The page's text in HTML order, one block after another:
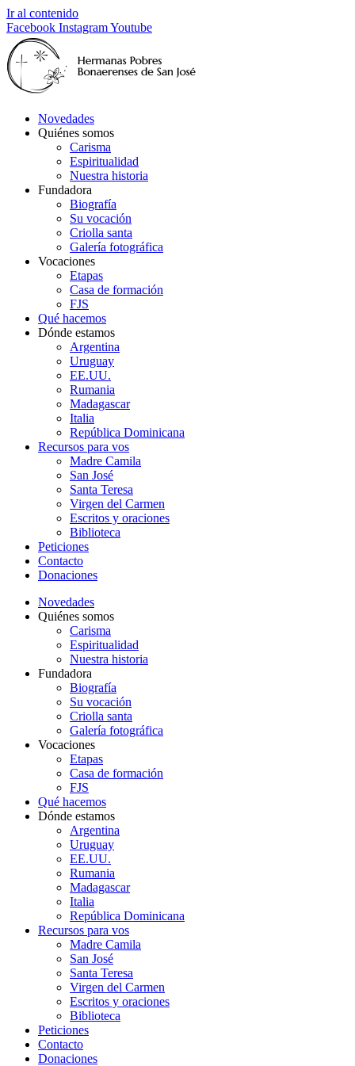
Ir al contenido
Facebook InstagramYoutube
Novedades
Quiénes somos
Carisma
Espiritualidad
Nuestra historia
Fundadora
Biografía
Su vocación
Criolla santa
Galería fotográfica
Vocaciones
Etapas
Casa de formación
FJS
Qué hacemos
Dónde estamos
Argentina
Uruguay
EE.UU.
Rumania
Madagascar
Italia
República Dominicana
Recursos para vos
Madre Camila
San José
Santa Teresa
Virgen del Carmen
Escritos y oraciones
Biblioteca
Peticiones
Contacto
Donaciones
Novedades
Quiénes somos
Carisma
Espiritualidad
Nuestra historia
Fundadora
Biografía
Su vocación
Criolla santa
Galería fotográfica
Vocaciones
Etapas
Casa de formación
FJS
Qué hacemos
Dónde estamos
Argentina
Uruguay
EE.UU.
Rumania
Madagascar
Italia
República Dominicana
Recursos para vos
Madre Camila
San José
Santa Teresa
Virgen del Carmen
Escritos y oraciones
Biblioteca
Peticiones
Contacto
Donaciones